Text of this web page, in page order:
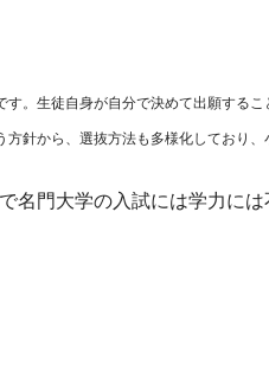
。生徒自身が自分で決めて出願する
針から、選抜方法も多様化しており
名門大学の入試には学力に